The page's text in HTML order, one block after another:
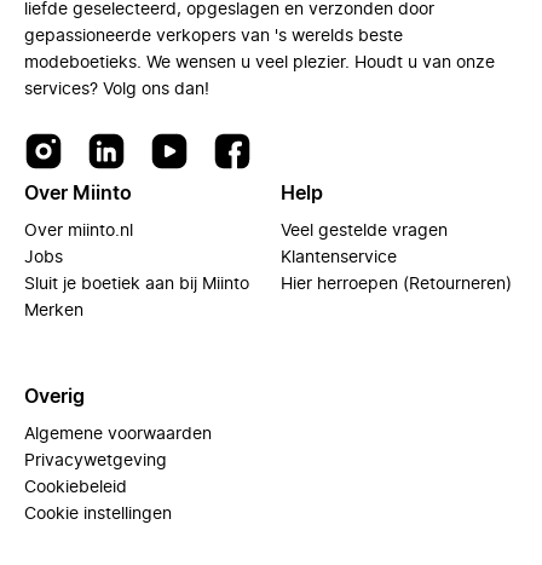
liefde geselecteerd, opgeslagen en verzonden door
gepassioneerde verkopers van 's werelds beste
modeboetieks. We wensen u veel plezier. Houdt u van onze
services? Volg ons dan!
Over Miinto
Over miinto.nl
Jobs
Sluit je boetiek aan bij Miinto
Merken
Help
Veel gestelde vragen
Klantenservice
Hier herroepen (Retourneren)
Overig
Algemene voorwaarden
Privacywetgeving
Cookiebeleid
Cookie instellingen